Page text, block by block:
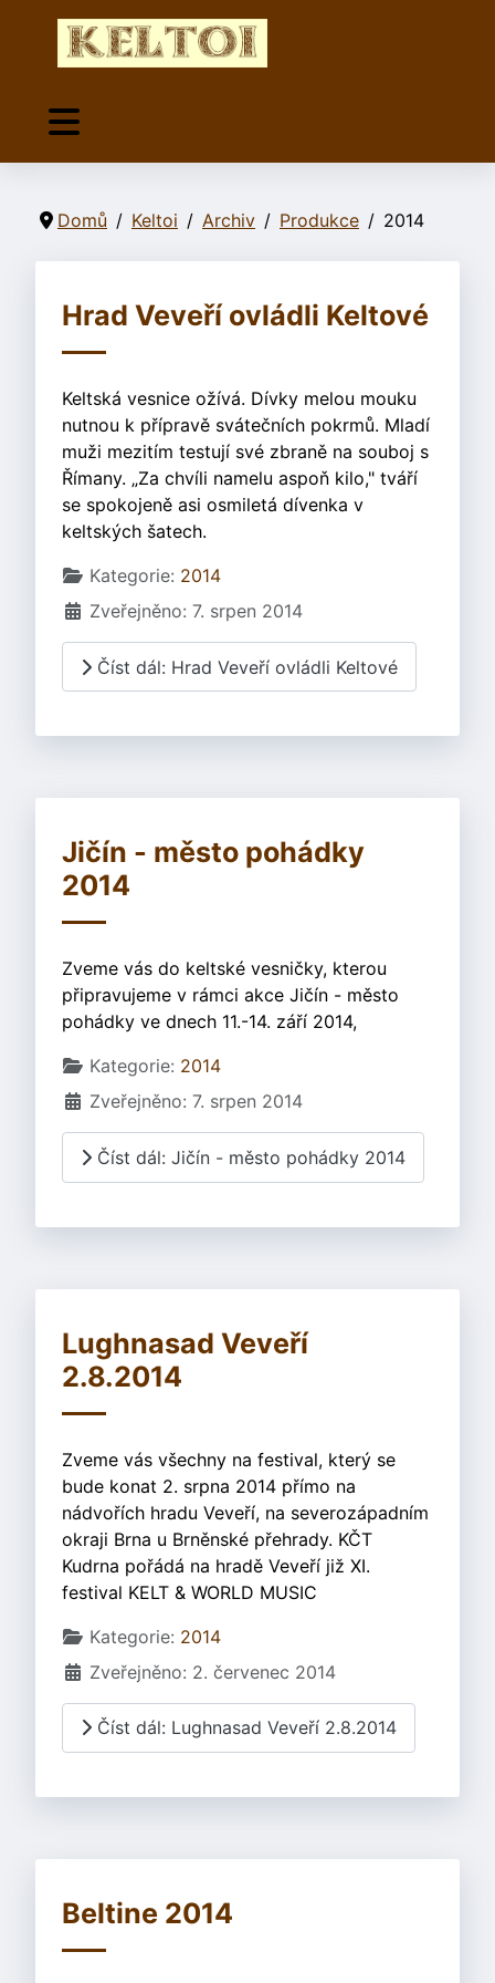
Domů Keltoi Archiv Produkce 2014
Hrad Veveří ovládli Keltové
Keltská vesnice ožívá. Dívky melou mouku
nutnou k přípravě svátečních pokrmů. Mladí
muži mezitím testují své zbraně na souboj s
Římany. „Za chvíli namelu aspoň kilo," tváří
se spokojeně asi osmiletá dívenka v
keltských šatech.
Základní údaje
Kategorie: 2014
Zveřejněno: 7. srpen 2014
Číst dál: Hrad Veveří ovládli Keltové
Jičín - město pohádky
2014
Zveme vás do keltské vesničky, kterou
připravujeme v rámci akce Jičín - město
pohádky ve dnech 11.-14. září 2014,
Základní údaje
Kategorie: 2014
Zveřejněno: 7. srpen 2014
Číst dál: Jičín - město pohádky 2014
Lughnasad Veveří
2.8.2014
Zveme vás všechny na festival, který se
bude konat 2. srpna 2014 přímo na
nádvořích hradu Veveří, na severozápadním
okraji Brna u Brněnské přehrady. KČT
Kudrna pořádá na hradě Veveří již XI.
festival KELT & WORLD MUSIC
Základní údaje
Kategorie: 2014
Zveřejněno: 2. červenec 2014
Číst dál: Lughnasad Veveří 2.8.2014
Beltine 2014